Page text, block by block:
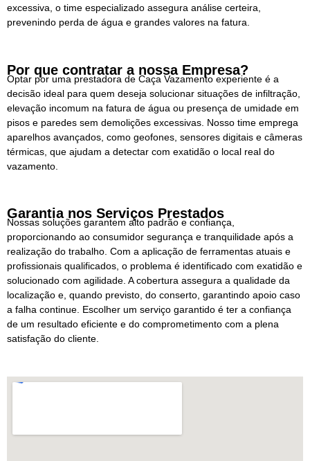
excessiva, o time especializado assegura análise certeira,
prevenindo perda de água e grandes valores na fatura.
Por que contratar a nossa Empresa?
Optar por uma prestadora de Caça Vazamento experiente é a
decisão ideal para quem deseja solucionar situações de infiltração,
elevação incomum na fatura de água ou presença de umidade em
pisos e paredes sem demolições excessivas. Nosso time emprega
aparelhos avançados, como geofones, sensores digitais e câmeras
térmicas, que ajudam a detectar com exatidão o local real do
vazamento.
Garantia nos Serviços Prestados
Nossas soluções garantem alto padrão e confiança,
proporcionando ao consumidor segurança e tranquilidade após a
realização do trabalho. Com a aplicação de ferramentas atuais e
profissionais qualificados, o problema é identificado com exatidão e
solucionado com agilidade. A cobertura assegura a qualidade da
localização e, quando previsto, do conserto, garantindo apoio caso
a falha continue. Escolher um serviço garantido é ter a confiança
de um resultado eficiente e do comprometimento com a plena
satisfação do cliente.